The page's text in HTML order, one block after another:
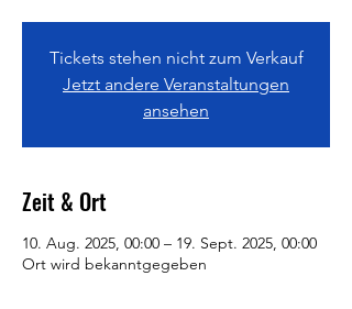
Tickets stehen nicht zum Verkauf
Jetzt andere Veranstaltungen
ansehen
Zeit & Ort
10. Aug. 2025, 00:00 – 19. Sept. 2025, 00:00
Ort wird bekanntgegeben